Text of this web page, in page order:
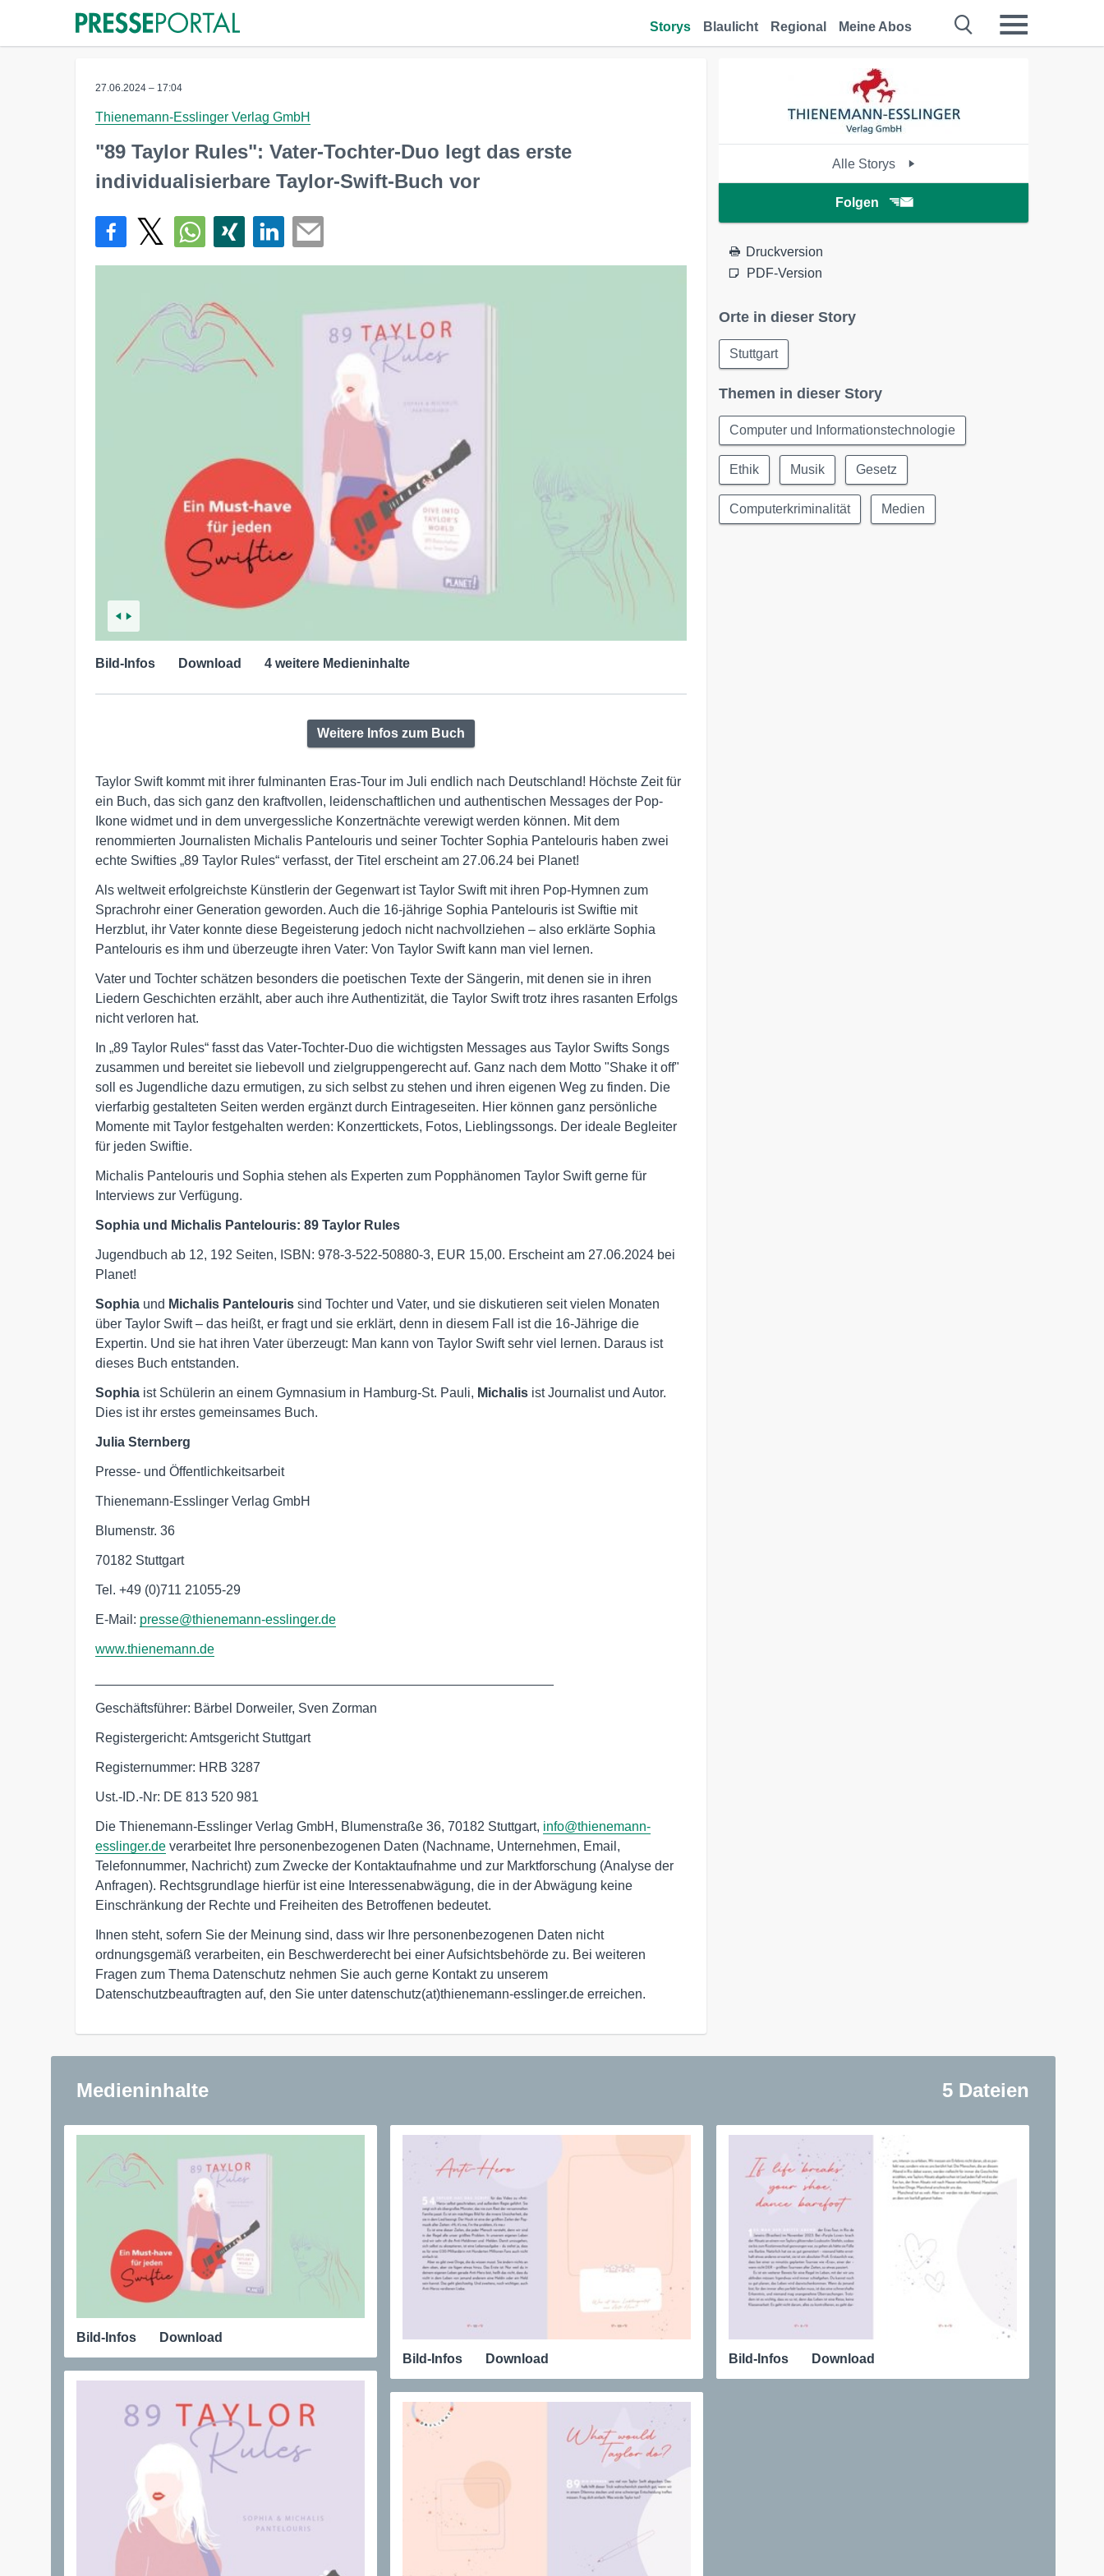
Storys Blaulicht Regional Meine Abos
27.06.2024 – 17:04
Thienemann-Esslinger Verlag GmbH
"89 Taylor Rules": Vater-Tochter-Duo legt das erste
individualisierbare Taylor-Swift-Buch vor
Bild-Infos Download 4 weitere Medieninhalte
Weitere Infos zum Buch
Taylor Swift kommt mit ihrer fulminanten Eras-Tour im Juli endlich nach Deutschland! Höchste Zeit für
ein Buch, das sich ganz den kraftvollen, leidenschaftlichen und authentischen Messages der Pop-
Ikone widmet und in dem unvergessliche Konzertnächte verewigt werden können. Mit dem
renommierten Journalisten Michalis Pantelouris und seiner Tochter Sophia Pantelouris haben zwei
echte Swifties „89 Taylor Rules“ verfasst, der Titel erscheint am 27.06.24 bei Planet!
Als weltweit erfolgreichste Künstlerin der Gegenwart ist Taylor Swift mit ihren Pop-Hymnen zum
Sprachrohr einer Generation geworden. Auch die 16-jährige Sophia Pantelouris ist Swiftie mit
Herzblut, ihr Vater konnte diese Begeisterung jedoch nicht nachvollziehen – also erklärte Sophia
Pantelouris es ihm und überzeugte ihren Vater: Von Taylor Swift kann man viel lernen.
Vater und Tochter schätzen besonders die poetischen Texte der Sängerin, mit denen sie in ihren
Liedern Geschichten erzählt, aber auch ihre Authentizität, die Taylor Swift trotz ihres rasanten Erfolgs
nicht verloren hat.
In „89 Taylor Rules“ fasst das Vater-Tochter-Duo die wichtigsten Messages aus Taylor Swifts Songs
zusammen und bereitet sie liebevoll und zielgruppengerecht auf. Ganz nach dem Motto "Shake it off"
soll es Jugendliche dazu ermutigen, zu sich selbst zu stehen und ihren eigenen Weg zu finden. Die
vierfarbig gestalteten Seiten werden ergänzt durch Eintrageseiten. Hier können ganz persönliche
Momente mit Taylor festgehalten werden: Konzerttickets, Fotos, Lieblingssongs. Der ideale Begleiter
für jeden Swiftie.
Michalis Pantelouris und Sophia stehen als Experten zum Popphänomen Taylor Swift gerne für
Interviews zur Verfügung.
Sophia und Michalis Pantelouris: 89 Taylor Rules
Jugendbuch ab 12, 192 Seiten, ISBN: 978-3-522-50880-3, EUR 15,00. Erscheint am 27.06.2024 bei
Planet!
Sophia und Michalis Pantelouris sind Tochter und Vater, und sie diskutieren seit vielen Monaten
über Taylor Swift – das heißt, er fragt und sie erklärt, denn in diesem Fall ist die 16-Jährige die
Expertin. Und sie hat ihren Vater überzeugt: Man kann von Taylor Swift sehr viel lernen. Daraus ist
dieses Buch entstanden.
Sophia ist Schülerin an einem Gymnasium in Hamburg-St. Pauli, Michalis ist Journalist und Autor.
Dies ist ihr erstes gemeinsames Buch.
Julia Sternberg
Presse- und Öffentlichkeitsarbeit
Thienemann-Esslinger Verlag GmbH
Blumenstr. 36
70182 Stuttgart
Tel. +49 (0)711 21055-29
E-Mail: presse@thienemann-esslinger.de
www.thienemann.de
Geschäftsführer: Bärbel Dorweiler, Sven Zorman
Registergericht: Amtsgericht Stuttgart
Registernummer: HRB 3287
Ust.-ID.-Nr: DE 813 520 981
Die Thienemann-Esslinger Verlag GmbH, Blumenstraße 36, 70182 Stuttgart, info@thienemann-
esslinger.de verarbeitet Ihre personenbezogenen Daten (Nachname, Unternehmen, Email,
Telefonnummer, Nachricht) zum Zwecke der Kontaktaufnahme und zur Marktforschung (Analyse der
Anfragen). Rechtsgrundlage hierfür ist eine Interessenabwägung, die in der Abwägung keine
Einschränkung der Rechte und Freiheiten des Betroffenen bedeutet.
Ihnen steht, sofern Sie der Meinung sind, dass wir Ihre personenbezogenen Daten nicht
ordnungsgemäß verarbeiten, ein Beschwerderecht bei einer Aufsichtsbehörde zu. Bei weiteren
Fragen zum Thema Datenschutz nehmen Sie auch gerne Kontakt zu unserem
Datenschutzbeauftragten auf, den Sie unter datenschutz(at)thienemann-esslinger.de erreichen.
Alle Storys
Folgen
Druckversion
PDF-Version
Orte in dieser Story
Stuttgart
Themen in dieser Story
Computer und Informationstechnologie
Ethik Musik Gesetz
Computerkriminalität Medien
Medieninhalte 5 Dateien
Bild-Infos Download
Bild-Infos Download Bild-Infos Download